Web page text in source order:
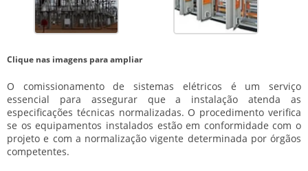
Clique nas imagens para ampliar
O comissionamento de sistemas elétricos é um serviço
essencial para assegurar que a instalação atenda as
especificações técnicas normalizadas. O procedimento verifica
se os equipamentos instalados estão em conformidade com o
projeto e com a normalização vigente determinada por órgãos
competentes.